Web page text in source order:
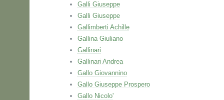
Galli Giuseppe
Galli Giuseppe
Gallimberti Achille
Gallina Giuliano
Gallinari
Gallinari Andrea
Gallo Giovannino
Gallo Giuseppe Prospero
Gallo Nicolo'